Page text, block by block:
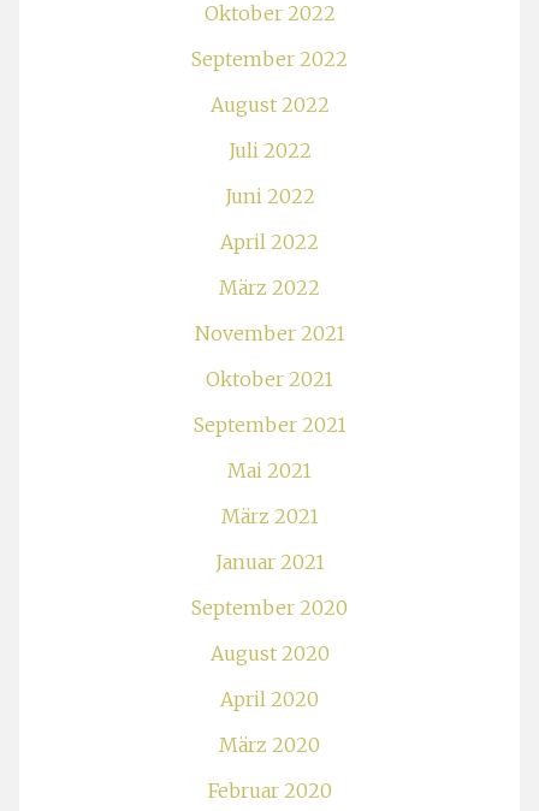
Oktober 2022
September 2022
August 2022
Juli 2022
Juni 2022
April 2022
März 2022
November 2021
Oktober 2021
September 2021
Mai 2021
März 2021
Januar 2021
September 2020
August 2020
April 2020
März 2020
Februar 2020